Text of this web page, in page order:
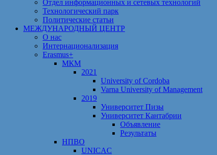
Отдел информационных и сетевых технологий
Технологический парк
Политические статьи
МЕЖДУНАРОДНЫЙ ЦЕНТР
О нас
Интернационализация
Erasmus+
МКМ
2021
University of Cordoba
Varna University of Management
2019
Университет Пизы
Университет Кантабрии
Объявление
Результаты
НПВО
UNICAC